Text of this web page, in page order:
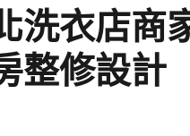
洗衣店商
整修設計